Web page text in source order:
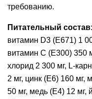
требованию.
Питательный состав:
витамин D3 (E671) 1
витамин C (E300) 350
хлорид 2 300 мг, L-
2 мг, цинк (E6) 160 мг,
50 мг, медь (E4) 12 мг,